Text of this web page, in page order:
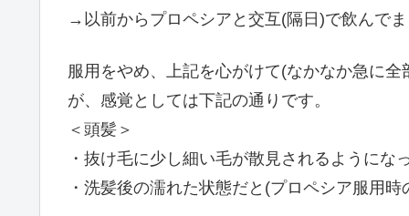
→以前からプロペシアと交互(隔日)で飲んで
服用をやめ、上記を心がけて(なかなか急に
が、感覚としては下記の通りです。
＜頭髪＞
・抜け毛に少し細い毛が散見されるようにな
・洗髪後の濡れた状態だと(プロペシア服用